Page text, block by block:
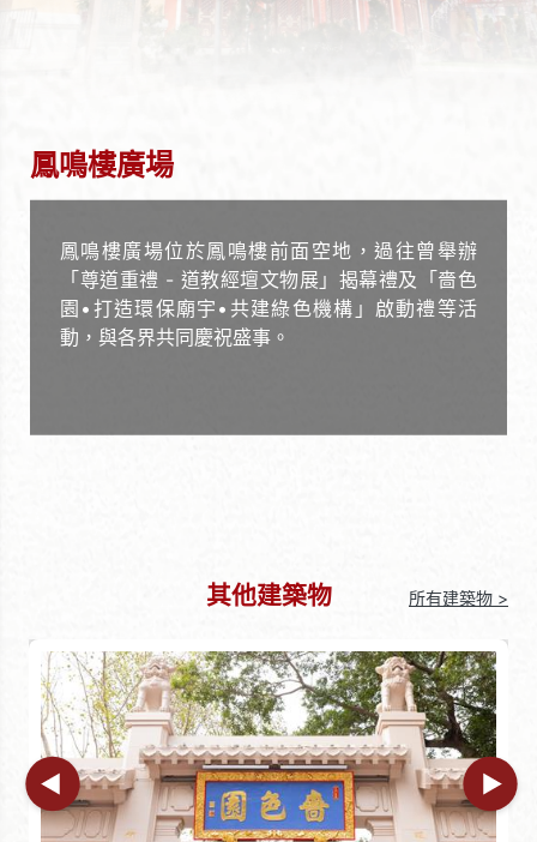
鳳鳴樓廣場
鳳鳴樓廣場位於鳳鳴樓前面空地，過往曾舉辦
「尊道重禮 - 道教經壇文物展」揭幕禮及「嗇色
園•打造環保廟宇•共建綠色機構」啟動禮等活
動，與各界共同慶祝盛事。
其他建築物 所有建築物 >